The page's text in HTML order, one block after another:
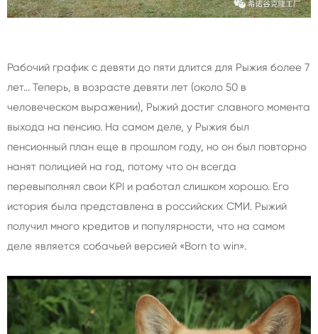
Рабочий график с девяти до пяти длится для Рыжия более 7
лет... Теперь, в возрасте девяти лет (около 50 в
человеческом выражении), Рыжий достиг славного момента
выхода на пенсию. На самом деле, у Рыжия был
пенсионный план еще в прошлом году, но он был повторно
нанят полицией на год, потому что он всегда
перевыполнял свои KPI и работал слишком хорошо. Его
история была представлена в российских СМИ. Рыжий
получил много кредитов и популярности, что на самом
деле является собачьей версией «Born to win».